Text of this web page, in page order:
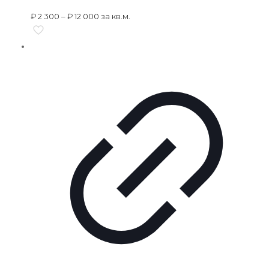
₽2 300 –₽12 000 за кв.м.